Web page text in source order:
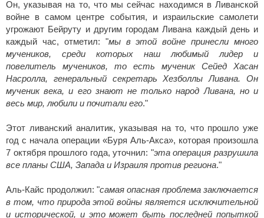
Он, указывая на то, что мы сейчас находимся в Ливанской
войне в самом центре события, и израильские самолети
угрожают Бейруту и другим городам Ливана каждый день и
каждый час, отметил: "мы в этой войне принесли много
мучеников, среди которых наш любимый лидер и
повелитель мучеников, то есть мученик Сейед Хасан
Насролла, генеральный секретарь Хезболлы Ливана. Он
мученик века, и его знают не только народ Ливана, но и
весь мир, любили и почитали его."
Этот ливанский аналитик, указывая на то, что прошло уже
год с начала операции «Буря Аль-Акса», которая произошла
7 октября прошлого года, уточнил: "эта операция разрушила
все планы США, Запада и Израиля против региона."
Аль-Кайс продолжил: "самая опасная проблема заключается
в том, что природа этой войны является исключительной
и исторической, и это может быть последней попыткой